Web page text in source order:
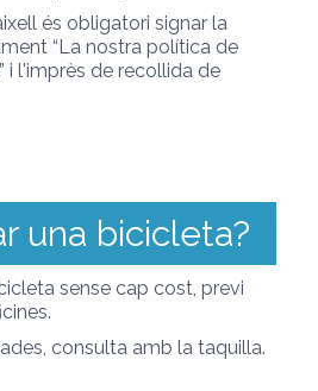
és obligatori signar la
“La nostra política de
i l'imprès de recollida de
una bicicleta?
sense cap cost, previ
consulta amb la taquilla.